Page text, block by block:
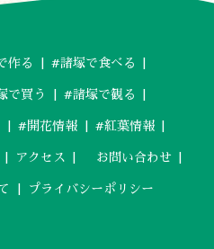
作る #諸塚で食べる
で買う #諸塚で観る
#開花情報 #紅葉情報
アクセス お問い合わせ
プライバシーポリシー